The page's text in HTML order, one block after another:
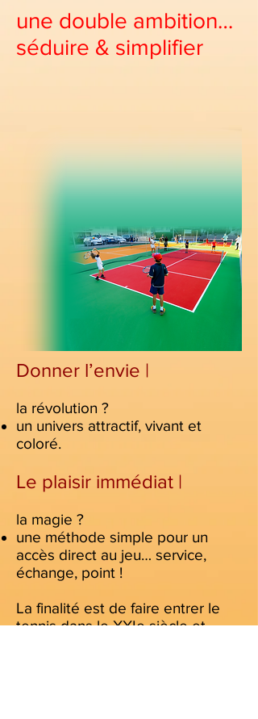
une double ambition…
séduire & simplifier
Donner l’envie |
la révolution ?
un univers attractif, vivant et
coloré.
Le plaisir immédiat |
la magie ?
une méthode simple pour un
accès direct au jeu… service,
échange, point !
La finalité est de faire entrer le
tennis dans le XXIe siècle et